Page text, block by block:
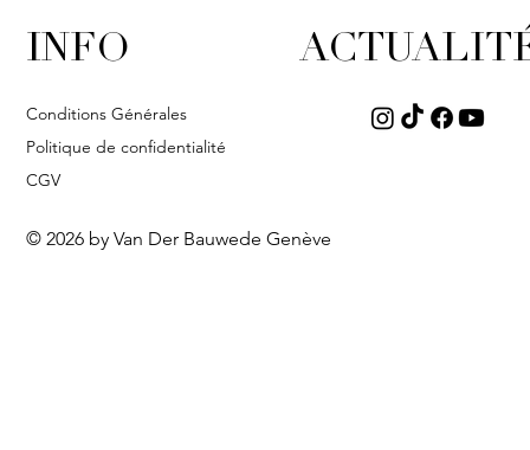
INFO
Conditions Générales
Politique de confidentialité
CGV
© 2026 by Van Der Bauwede Genève